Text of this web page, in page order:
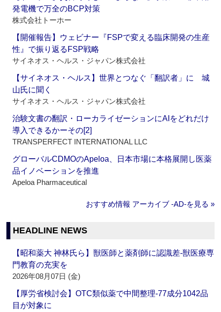
発電機で万全のBCP対策
株式会社トーホー
【開催報告】ウェビナー『FSPで変える臨床開発の生産
性』で振り返るFSP戦略
サイネオス・ヘルス・ジャパン株式会社
【サイネオス・ヘルス】世界とつなぐ「翻訳者」に 城
山氏に聞く
サイネオス・ヘルス・ジャパン株式会社
治験文書の翻訳・ローカライゼーションにAIをどれだけ
導入できるかーその[2]
TRANSPERFECT INTERNATIONAL LLC
グローバルCDMOのApeloa、日本市場に本格展開し医薬
品イノベーションを推進
Apeloa Pharmaceutical
おすすめ情報 アーカイブ ‐AD‐を見る »
HEADLINE NEWS
【昭和薬大 神林氏ら】獣医師と薬剤師に認識差‐獣医療専
門教育の充実を
2026年08月07日 (金)
【厚労省検討会】OTC類似薬で中間整理‐77成分1042品
目が対象に